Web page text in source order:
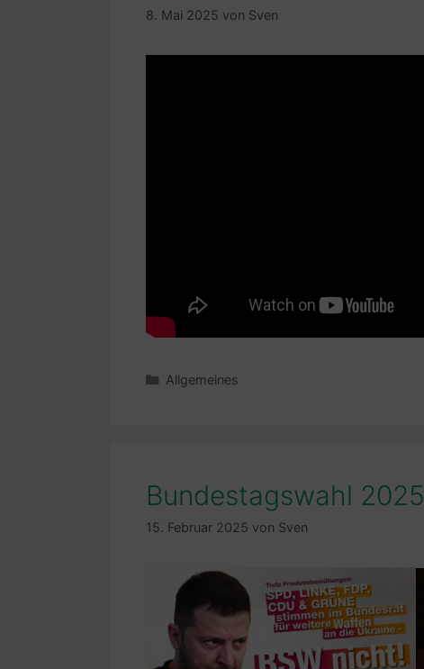
8. Mai 2025 von Sven
Kategorien
Allgemeines
Bundestagswahl 2025
15. Februar 2025 von Sven